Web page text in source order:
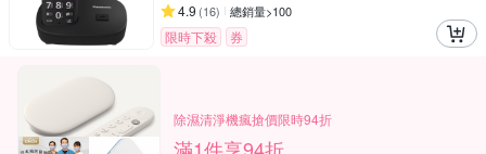
4.9 (16) 總銷量>100
限時下殺 券
除濕清淨機瘋搶價限時94折